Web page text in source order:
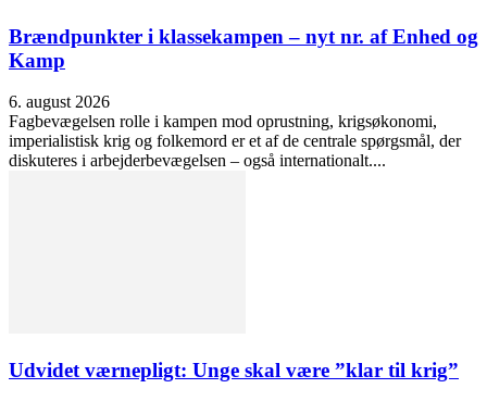
Brændpunkter i klassekampen – nyt nr. af Enhed og
Kamp
6. august 2026
Fagbevægelsen rolle i kampen mod oprustning, krigsøkonomi,
imperialistisk krig og folkemord er et af de centrale spørgsmål, der
diskuteres i arbejderbevægelsen – også internationalt....
Udvidet værnepligt: Unge skal være ”klar til krig”